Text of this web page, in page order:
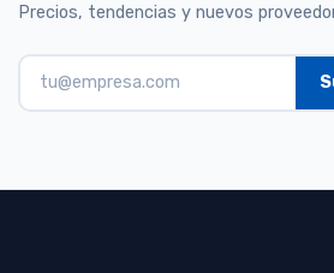
Precios, tendencias y nuevos